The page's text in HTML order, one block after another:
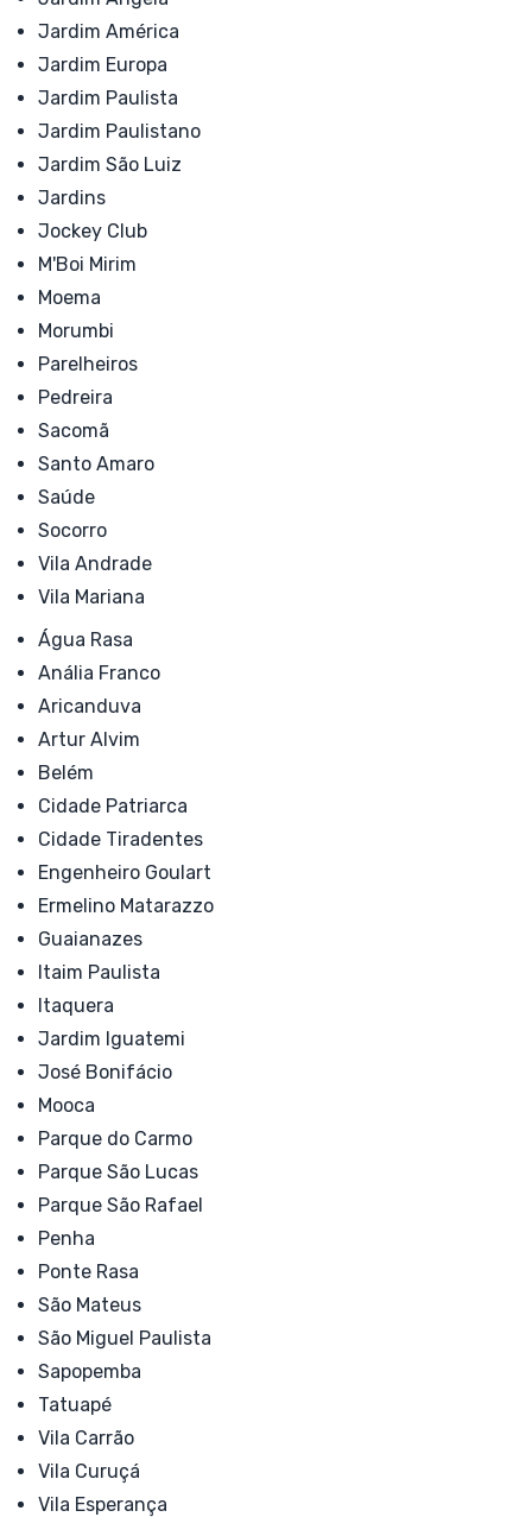
Jardim América
Jardim Europa
Jardim Paulista
Jardim Paulistano
Jardim São Luiz
Jardins
Jockey Club
M'Boi Mirim
Moema
Morumbi
Parelheiros
Pedreira
Sacomã
Santo Amaro
Saúde
Socorro
Vila Andrade
Vila Mariana
Água Rasa
Anália Franco
Aricanduva
Artur Alvim
Belém
Cidade Patriarca
Cidade Tiradentes
Engenheiro Goulart
Ermelino Matarazzo
Guaianazes
Itaim Paulista
Itaquera
Jardim Iguatemi
José Bonifácio
Mooca
Parque do Carmo
Parque São Lucas
Parque São Rafael
Penha
Ponte Rasa
São Mateus
São Miguel Paulista
Sapopemba
Tatuapé
Vila Carrão
Vila Curuçá
Vila Esperança